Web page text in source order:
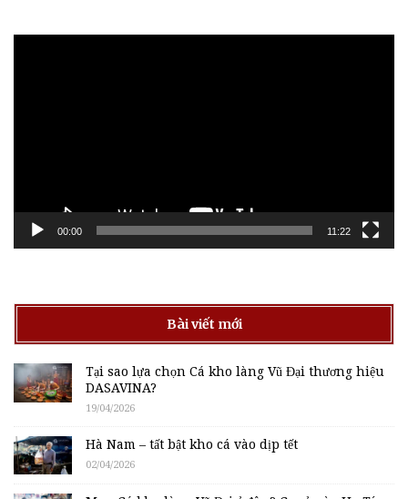
00:00 11:22
Bài viết mới
Tại sao lựa chọn Cá kho làng Vũ Đại thương hiệu
DASAVINA?
19/04/2026
Hà Nam – tất bật kho cá vào dịp tết
02/04/2026